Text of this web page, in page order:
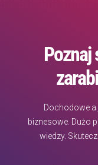
Poznaj
Dochodowe a
biznesowe. Dużo
wiedzy.